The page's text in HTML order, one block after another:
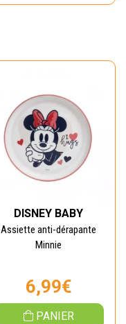
DISNEY BABY
Assiette anti-dérapante
Minnie
6,99€
PANIER